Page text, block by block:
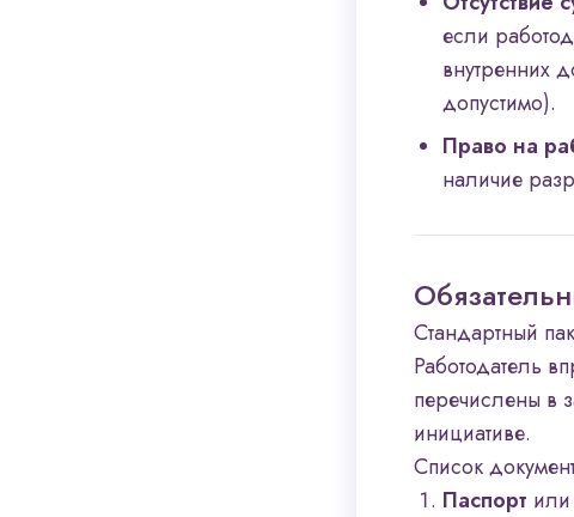
если
внутренних
допустимо).
Право на
наличие
Стандартный
Работодатель
перечислены в
инициативе.
Список
Паспорт